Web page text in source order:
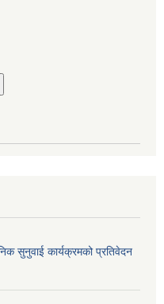
सुनुवाई कार्यक्रमको प्रतिवेदन